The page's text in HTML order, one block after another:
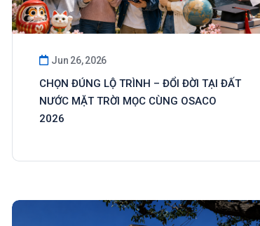
Jun 26, 2026
CHỌN ĐÚNG LỘ TRÌNH – ĐỔI ĐỜI TẠI ĐẤT
NƯỚC MẶT TRỜI MỌC CÙNG OSACO
2026